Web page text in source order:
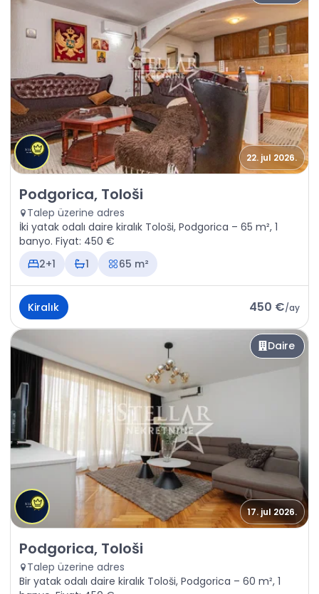
22. jul 2026.
Kiralık - Daire Podgorica, Tološi
Podgorica, Tološi
Talep üzerine adres
İki yatak odalı daire kiralık Tološi, Podgorica – 65 m², 1
banyo. Fiyat: 450 €
2+1
1 65 m²
Kiralık 450 €/ay
Daire
17. jul 2026.
Kiralık - Daire Podgorica, Tološi
Podgorica, Tološi
Talep üzerine adres
Bir yatak odalı daire kiralık Tološi, Podgorica – 60 m², 1